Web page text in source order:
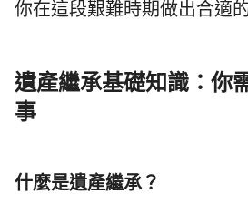
你在這段艱難時期做出合適
遺產繼承基礎知識：你
事
什麼是遺產繼承？